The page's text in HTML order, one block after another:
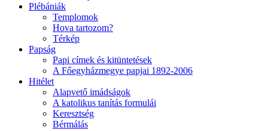
Plébániák
Templomok
Hova tartozom?
Térkép
Papság
Papi címek és kitüntetések
A Főegyházmegye papjai 1892-2006
Hitélet
Alapvető imádságok
A katolikus tanítás formulái
Keresztség
Bérmálás